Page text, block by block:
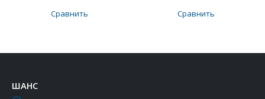
Сравнить Сравнить
ШАНС